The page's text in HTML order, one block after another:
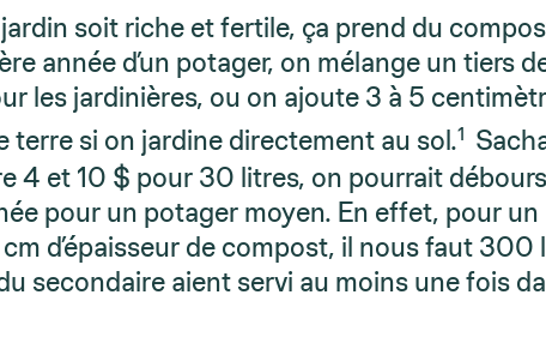
soit riche et fertile, ça prend du
année d’un potager, on mélange un tiers
les jardinières, ou on ajoute 3 à 5
si on jardine directement au sol.1
4 et 10 $ pour 30 litres, on pourrait
pour un potager moyen. En effet, pour un
d’épaisseur de compost, il nous faut 300
secondaire aient servi au moins une fois